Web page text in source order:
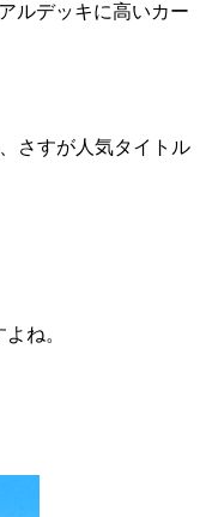
ルデッキに高いカー
さすが人気タイトル
ね。